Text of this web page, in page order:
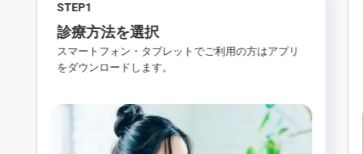
STEP1
診療方法を選択
スマートフォン・タブレットでご利用の方はアプリ
をダウンロードします。